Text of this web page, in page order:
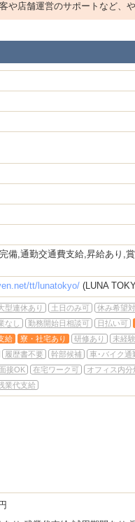
や店舗運営のサポートなど、
備,通勤交通費支給,昇給あり,
tt/lunatokyo/ (LUNA
型連休あり 土日のみ可 休み希望
なし 勤務開始日相談可 日払い可
給 寮・社宅あり 研修あり 未経
履歴書不要 幹部候補 車･バイク通
接OK 在宅ワーク可 オフィス内分
業代支給
円